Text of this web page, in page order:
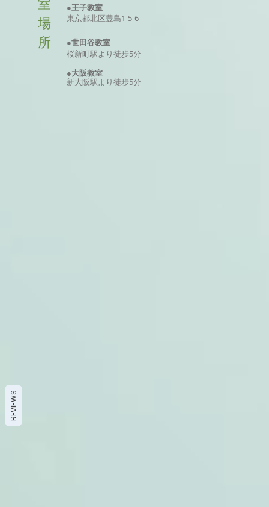
室
場
所
●王子教室
東京都北区豊島1-5-6
●世田谷教室
桜新町駅より徒歩5分
●大阪教室
新大阪駅より徒歩5分
REVIEWS